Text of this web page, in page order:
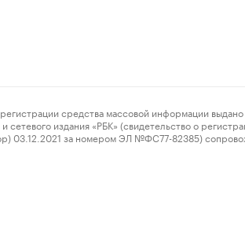
средства массовой информации
издания «РБК» (свидетельство о
03.12.2021 за номером ЭЛ №ФС77-82385)